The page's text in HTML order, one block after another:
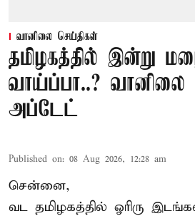
வானிலை செய்திகள்
தமிழகத்தில் இன்று
வாய்ப்பா..?
அப்டேட்
Published on: 08 Aug 2026, 12:28 am
சென்னை,
வட தமிழகத்தில் ஓரிரு